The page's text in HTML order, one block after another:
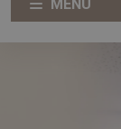
MENU